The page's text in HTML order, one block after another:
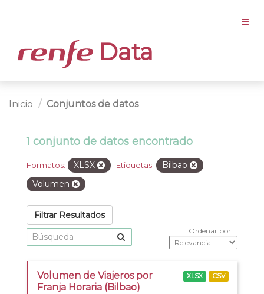
Data
Inicio Conjuntos de datos
1 conjunto de datos encontrado
Formatos: XLSX Etiquetas:
Bilbao
Volumen
Filtrar Resultados
Ordenar por
Volumen de Viajeros por
Franja Horaria (Bilbao)
XLSX CSV